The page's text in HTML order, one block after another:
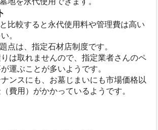
比較すると永代使用料や管理費は高い
。
点は、指定石材店制度です。
りは取れませんので、指定業者さんのペ
運ぶことが多いようです。
ナンスにも、お墓じまいにも市場価格以
（費用）がかかっているようです。